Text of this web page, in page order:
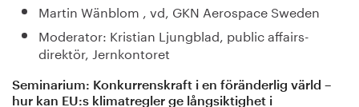
Martin Wänblom , vd, GKN Aerospace Sweden
Moderator: Kristian Ljungblad, public affairs-
direktör, Jernkontoret
Seminarium: Konkurrenskraft i en föränderlig värld –
hur kan EU:s klimatregler ge långsiktighet i